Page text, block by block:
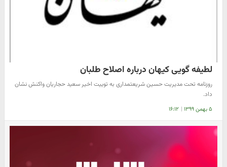
لطیفه گویی کیهان درباره اصلاح طلبان
روزنامه تحت مدیریت حسین شریعتمداری به توییت اخیر سعید حجاریان واکنش نشان
داد.
۵ بهمن ۱۳۹۹ | ۱۶:۱۲